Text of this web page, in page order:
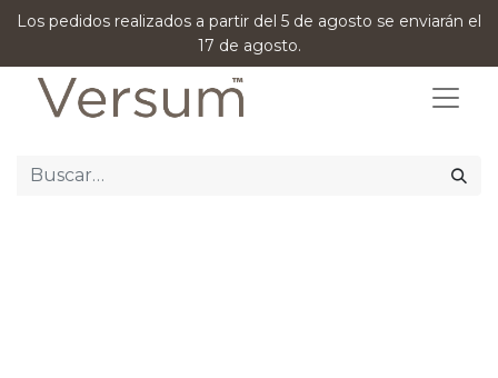
Los pedidos realizados a partir del 5 de agosto se enviarán el
17 de agosto.